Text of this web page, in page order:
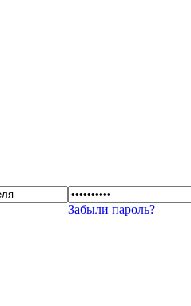
Забыли пароль?